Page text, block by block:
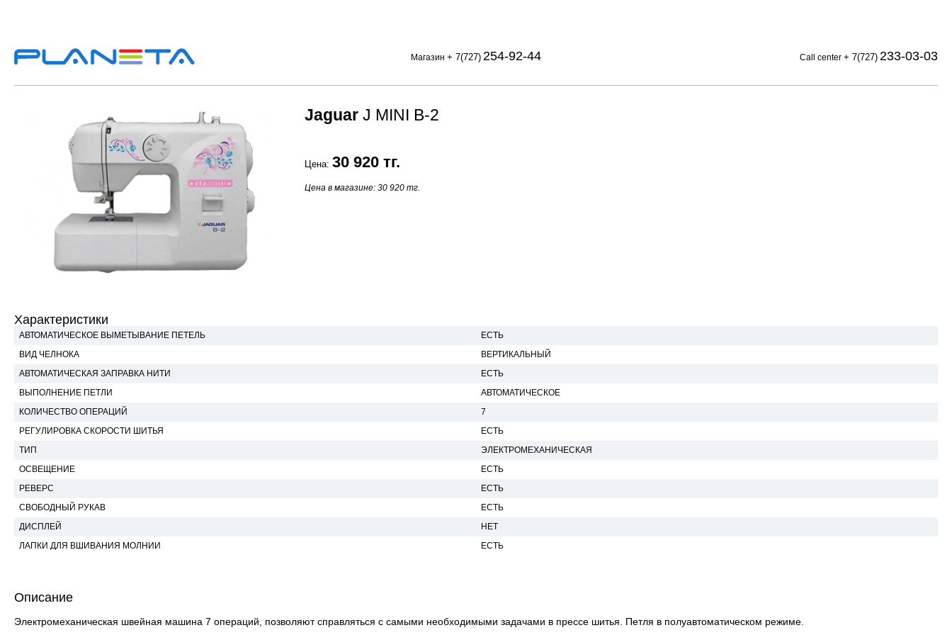
Магазин + 7(727) 254-92-44 Call center + 7(727) 233-03-03
Jaguar J MINI B-2
Цена: 30 920 тг.
Цена в магазине: 30 920 тг.
Характеристики
АВТОМАТИЧЕСКОЕ ВЫМЕТЫВАНИЕ ПЕТЕЛЬ
ЕСТЬ
ВИД ЧЕЛНОКА
ВЕРТИКАЛЬНЫЙ
АВТОМАТИЧЕСКАЯ ЗАПРАВКА НИТИ
ЕСТЬ
ВЫПОЛНЕНИЕ ПЕТЛИ
АВТОМАТИЧЕСКОЕ
КОЛИЧЕСТВО ОПЕРАЦИЙ
7
РЕГУЛИРОВКА СКОРОСТИ ШИТЬЯ
ЕСТЬ
ТИП
ЭЛЕКТРОМЕХАНИЧЕСКАЯ
ОСВЕЩЕНИЕ
ЕСТЬ
РЕВЕРС
ЕСТЬ
СВОБОДНЫЙ РУКАВ
ЕСТЬ
ДИСПЛЕЙ
НЕТ
ЛАПКИ ДЛЯ ВШИВАНИЯ МОЛНИИ
ЕСТЬ
Описание
Электромеханическая швейная машина 7 операций, позволяют справляться с самыми необходимыми задачами в прессе шитья. Петля в полуавтоматическом режиме.